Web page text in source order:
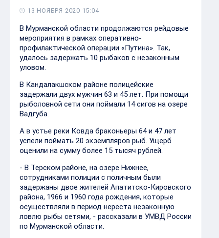
13 НОЯБРЯ 2020 15:04
В Мурманской области продолжаются рейдовые
мероприятия в рамках оперативно-
профилактической операции «Путина». Так,
удалось задержать 10 рыбаков с незаконным
уловом.
В Кандалакшском районе полицейские
задержали двух мужчин 63 и 45 лет. При помощи
рыболовной сети они поймали 14 сигов на озере
Вадгуба.
А в устье реки Ковда браконьеры 64 и 47 лет
успели поймать 20 экземпляров рыб. Ущерб
оценили на сумму более 15 тысяч рублей.
- В Терском районе, на озере Нижнее,
сотрудниками полиции с поличным были
задержаны двое жителей Апатитско-Кировского
района, 1966 и 1960 года рождения, которые
осуществляли в период нереста незаконную
ловлю рыбы сетями, - рассказали в УМВД России
по Мурманской области.